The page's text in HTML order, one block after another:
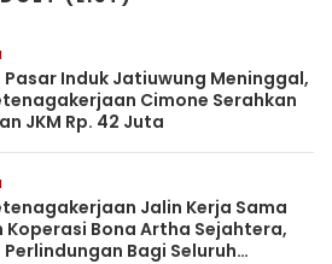
Pasar Induk Jatiuwung Meninggal,
Cimone Serahkan
JKM Rp. 42 Juta
Jalin Kerja Sama
Koperasi Bona Artha Sejahtera,
Perlindungan Bagi Seluruh